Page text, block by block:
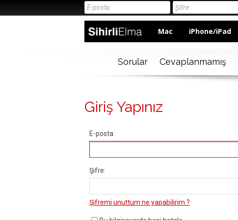
Mac iPhone/iPad
Sorular Cevaplanmamış
Giriş Yapınız
E-posta:
Şifre:
Şifremi unuttum ne yapabilirim ?